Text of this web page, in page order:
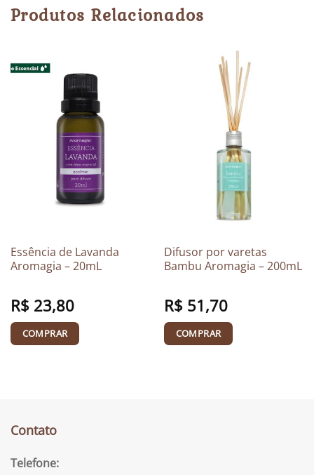
Produtos Relacionados
Essência de Lavanda
Aromagia – 20mL
R$23,80
COMPRAR
Difusor por varetas
Bambu Aromagia – 200mL
R$51,70
COMPRAR
Contato
Telefone: